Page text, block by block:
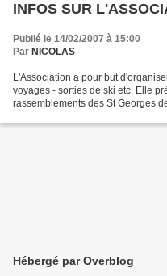
INFOS SUR
Publié le 14/02/2007 à 15:00
Par NICOLAS
L'Association a pour but
voyages - sorties de ski etc. Elle
rassemblements des St Georges
Hébergé par Overblog